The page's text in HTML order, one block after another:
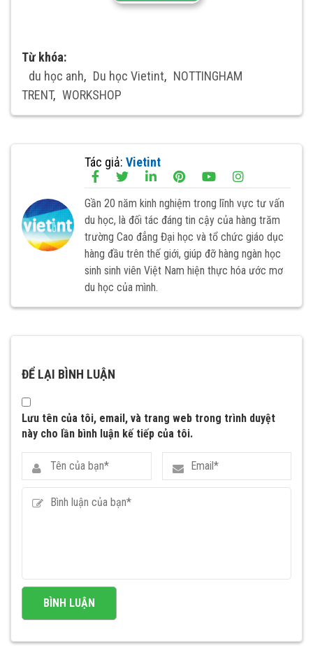
Từ khóa:
du học anh, Du học Vietint, NOTTINGHAM
TRENT, WORKSHOP
Tác giả: Vietint
Gần 20 năm kinh nghiệm trong lĩnh vực tư vấn
du học, là đối tác đáng tin cậy của hàng trăm
trường Cao đẳng Đại học và tổ chức giáo dục
hàng đầu trên thế giới, giúp đỡ hàng ngàn học
sinh sinh viên Việt Nam hiện thực hóa ước mơ
du học của mình.
ĐỂ LẠI BÌNH LUẬN
Lưu tên của tôi, email, và trang web trong trình duyệt
này cho lần bình luận kế tiếp của tôi.